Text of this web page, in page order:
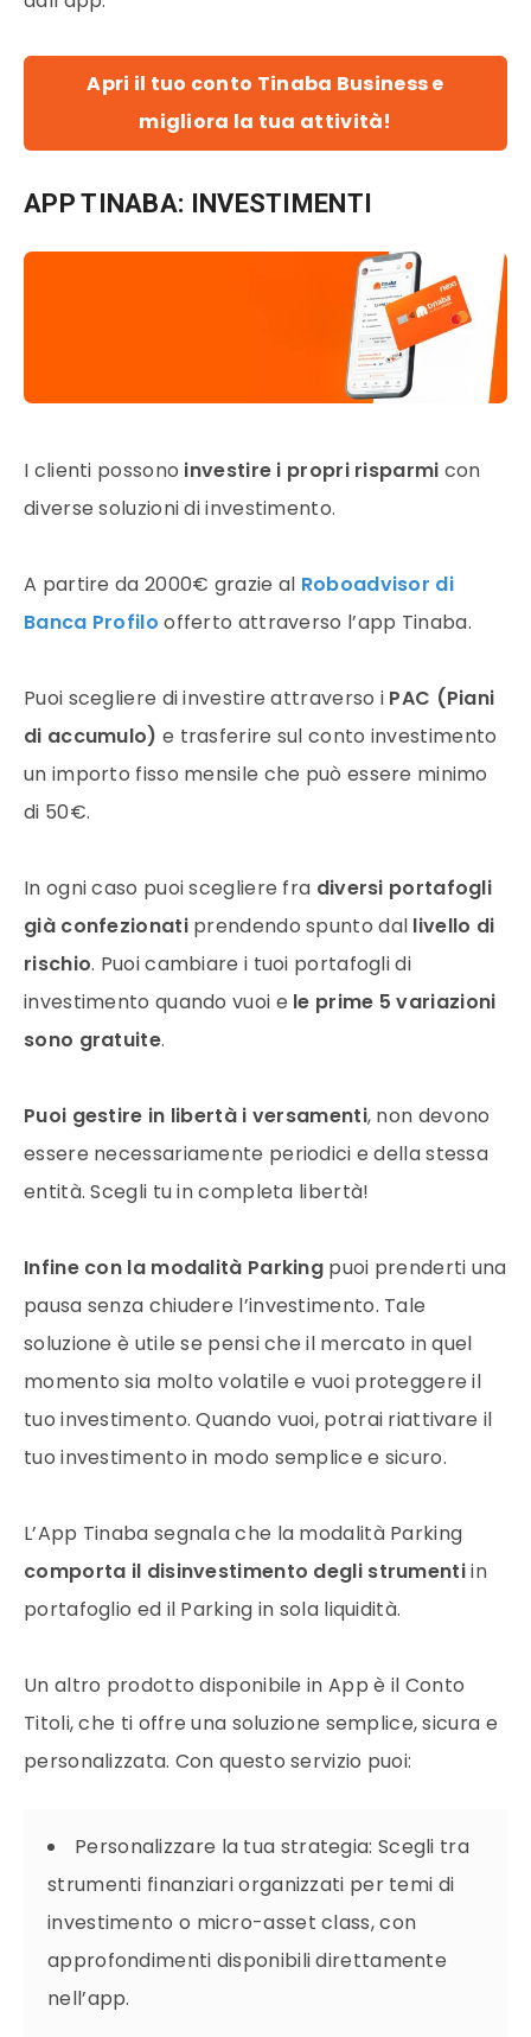
Apri il tuo conto Tinaba Business e
migliora la tua attività!
APP TINABA: INVESTIMENTI
I clienti possono investire i propri risparmi con
diverse soluzioni di investimento.
A partire da 2000€ grazie al Roboadvisor di
Banca Profilo offerto attraverso l’app Tinaba.
Puoi scegliere di investire attraverso i PAC (Piani
di accumulo) e trasferire sul conto investimento
un importo fisso mensile che può essere minimo
di 50€.
In ogni caso puoi scegliere fra diversi portafogli
già confezionati prendendo spunto dal livello di
rischio. Puoi cambiare i tuoi portafogli di
investimento quando vuoi e le prime 5 variazioni
sono gratuite.
Puoi gestire in libertà i versamenti, non devono
essere necessariamente periodici e della stessa
entità. Scegli tu in completa libertà!
Infine con la modalità Parking puoi prenderti una
pausa senza chiudere l’investimento. Tale
soluzione è utile se pensi che il mercato in quel
momento sia molto volatile e vuoi proteggere il
tuo investimento. Quando vuoi, potrai riattivare il
tuo investimento in modo semplice e sicuro.
L’App Tinaba segnala che la modalità Parking
comporta il disinvestimento degli strumentiin
portafoglio ed il Parking in sola liquidità.
Un altro prodotto disponibile in App è il Conto
Titoli, che ti offre una soluzione semplice, sicura e
personalizzata. Con questo servizio puoi:
Personalizzare la tua strategia: Scegli tra
strumenti finanziari organizzati per temi di
investimento o micro-asset class, con
approfondimenti disponibili direttamente
nell’app.